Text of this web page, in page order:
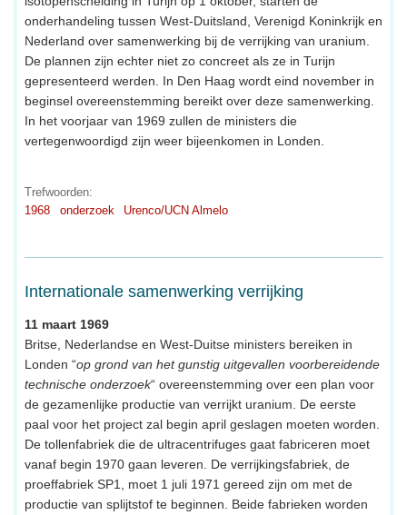
onderhandeling tussen West-Duitsland, Verenigd Koninkrijk en
Nederland over samenwerking bij de verrijking van uranium.
De plannen zijn echter niet zo concreet als ze in Turijn
gepresenteerd werden. In Den Haag wordt eind november in
beginsel overeenstemming bereikt over deze samenwerking.
In het voorjaar van 1969 zullen de ministers die
vertegenwoordigd zijn weer bijeenkomen in Londen.
Trefwoorden:
1968
onderzoek Urenco/UCN Almelo
Internationale samenwerking verrijking
11 maart 1969
Britse, Nederlandse en West-Duitse ministers bereiken in
Londen “op grond van het gunstig uitgevallen voorbereidende
technische onderzoek“ overeenstemming over een plan voor
de gezamenlijke productie van verrijkt uranium. De eerste
paal voor het project zal begin april geslagen moeten worden.
De tollenfabriek die de ultracentrifuges gaat fabriceren moet
vanaf begin 1970 gaan leveren. De verrijkingsfabriek, de
proeffabriek SP1, moet 1 juli 1971 gereed zijn om met de
productie van splijtstof te beginnen. Beide fabrieken worden